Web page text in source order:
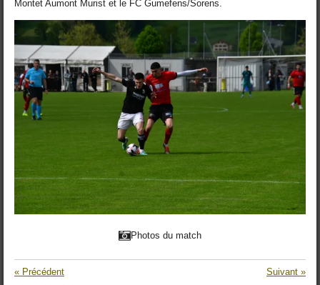
Montet Aumont Murist et le FC Gumefens/Sorens.
Photos du match
« Précédent Suivant »